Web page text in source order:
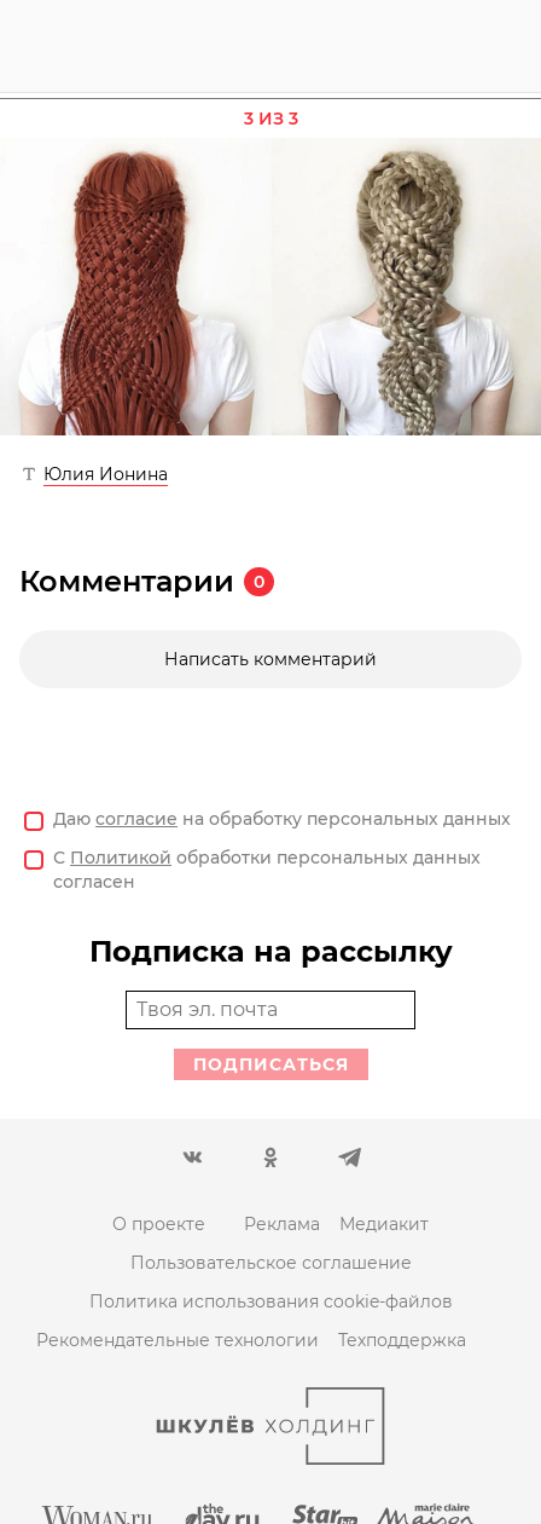
3 ИЗ 3
Юлия Ионина
Комментарии 0
Написать комментарий
Даю согласие на обработку персональных данных
С Политикой обработки персональных данных
согласен
Подписка на рассылку
ПОДПИСАТЬСЯ
О проекте Реклама
Медиакит
Пользовательское соглашение
Политика использования cookie-файлов
Рекомендательные технологии
Техподдержка